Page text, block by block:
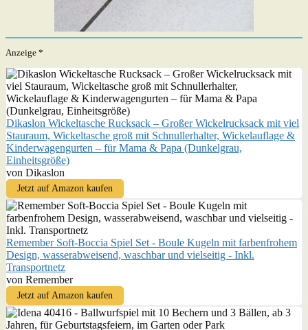
Anzeige *
Dikaslon Wickeltasche Rucksack – Großer Wickelrucksack mit viel
Stauraum, Wickeltasche groß mit Schnullerhalter, Wickelauflage &
Kinderwagengurten – für Mama & Papa (Dunkelgrau,
Einheitsgröße)
von Dikaslon
Jetzt auf Amazon kaufen
Remember Soft-Boccia Spiel Set - Boule Kugeln mit farbenfrohem
Design, wasserabweisend, waschbar und vielseitig - Inkl.
Transportnetz
von Remember
Jetzt auf Amazon kaufen